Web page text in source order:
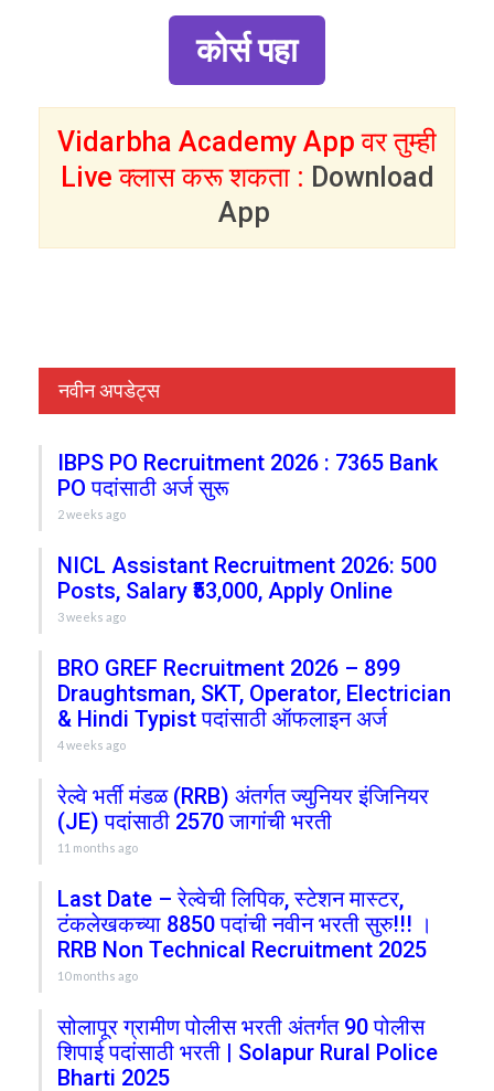
कोर्स पहा
Vidarbha Academy App वर तुम्ही
Live क्लास करू शकता : Download
App
नवीन अपडेट्स
IBPS PO Recruitment 2026 : 7365 Bank
PO पदांसाठी अर्ज सुरू
2 weeks ago
NICL Assistant Recruitment 2026: 500
Posts, Salary ₹53,000, Apply Online
3 weeks ago
BRO GREF Recruitment 2026 – 899
Draughtsman, SKT, Operator, Electrician
& Hindi Typist पदांसाठी ऑफलाइन अर्ज
4 weeks ago
रेल्वे भर्ती मंडळ (RRB) अंतर्गत ज्युनियर इंजिनियर
(JE) पदांसाठी 2570 जागांची भरती
11 months ago
Last Date – रेल्वेची लिपिक, स्टेशन मास्टर,
टंकलेखकच्या 8850 पदांची नवीन भरती सुरु!!! ।
RRB Non Technical Recruitment 2025
10 months ago
सोलापूर ग्रामीण पोलीस भरती अंतर्गत 90 पोलीस
शिपाई पदांसाठी भरती | Solapur Rural Police
Bharti 2025